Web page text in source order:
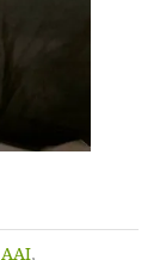
AAI,